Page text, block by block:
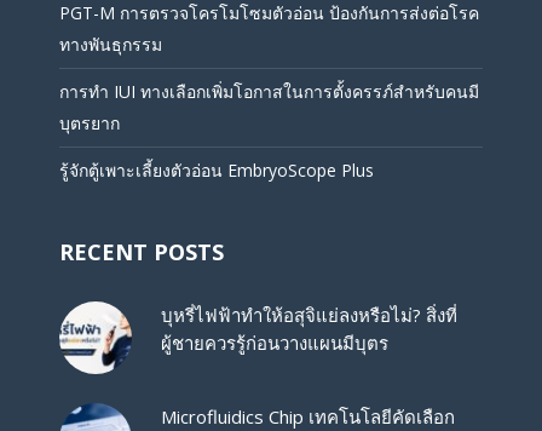
PGT-M การตรวจโครโมโซมตัวอ่อน ป้องกันการส่งต่อโรค
ทางพันธุกรรม
การทำ IUI ทางเลือกเพิ่มโอกาสในการตั้งครรภ์สำหรับคนมี
บุตรยาก
รู้จักตู้เพาะเลี้ยงตัวอ่อน EmbryoScope Plus
RECENT POSTS
บุหรี่ไฟฟ้าทำให้อสุจิแย่ลงหรือไม่? สิ่งที่
ผู้ชายควรรู้ก่อนวางแผนมีบุตร
Microfluidics Chip เทคโนโลยีคัดเลือก